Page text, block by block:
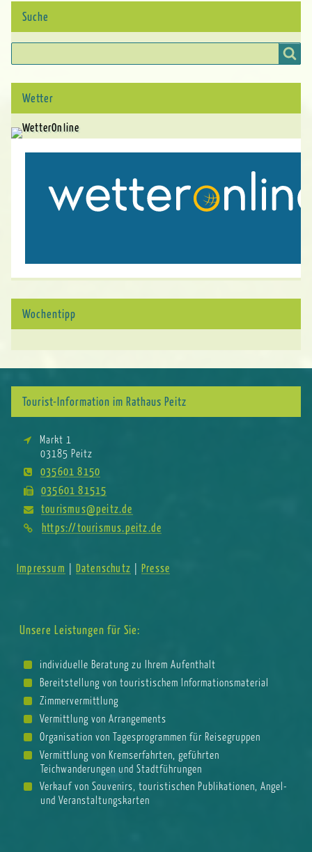
Suche
Wetter
Wochentipp
Tourist-Information im Rathaus Peitz
Markt 1
03185 Peitz
035601 8150
035601 81515
tourismus@peitz.de
https://tourismus.peitz.de
Impressum Datenschutz Presse
Unsere Leistungen für Sie:
individuelle Beratung zu Ihrem Aufenthalt
Bereitstellung von touristischem Informationsmaterial
Zimmervermittlung
Vermittlung von Arrangements
Organisation von Tagesprogrammen für Reisegruppen
Vermittlung von Kremserfahrten, geführten
Teichwanderungen und Stadtführungen
Verkauf von Souvenirs, touristischen Publikationen, Angel-
und Veranstaltungskarten